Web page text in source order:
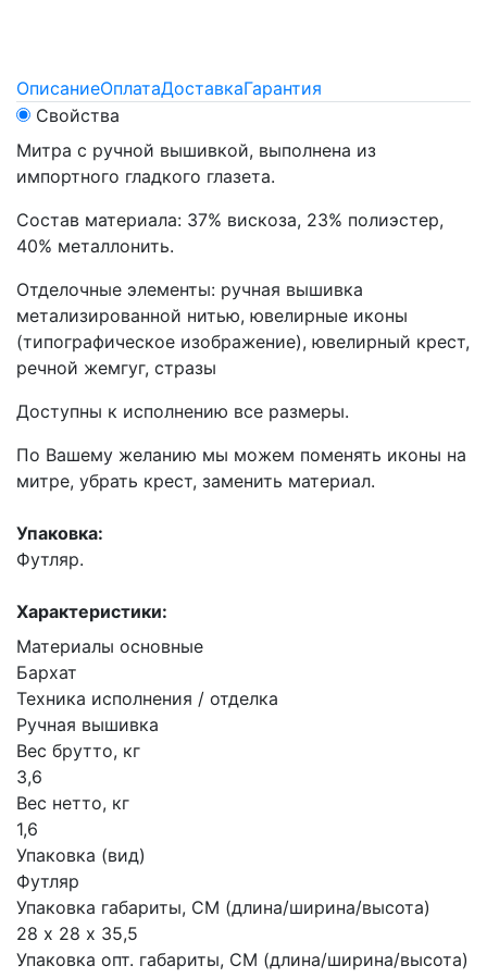
ОписаниеОплатаДоставкаГарантия
Свойства
Митра с ручной вышивкой, выполнена из
импортного гладкого глазета.
Состав материала: 37% вискоза, 23% полиэстер,
40% металлонить.
Отделочные элементы: ручная вышивка
метализированной нитью, ювелирные иконы
(типографическое изображение), ювелирный крест,
речной жемгуг, стразы
Доступны к исполнению все размеры.
По Вашему желанию мы можем поменять иконы на
митре, убрать крест, заменить материал.
Упаковка:
Футляр.
Характеристики:
Материалы основные
Бархат
Техника исполнения / отделка
Ручная вышивка
Вес брутто, кг
3,6
Вес нетто, кг
1,6
Упаковка (вид)
Футляр
Упаковка габариты, СМ (длина/ширина/высота)
28 х 28 х 35,5
Упаковка опт. габариты, СМ (длина/ширина/высота)